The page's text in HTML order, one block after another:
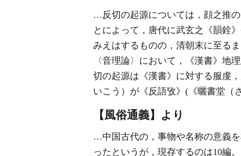
…反切の起源については，顔之推
とによって，唐代に武玄之《韻銓
みえはするものの，清朝末に至る
〈音理論〉において，《漢書》地
切の起源は《漢書》に対する服虔
いこう）が《反語攷》(《曬書堂（
【風俗通義】より
…中国古代の，事物や名称の意義
ったというが，現存するのは10編